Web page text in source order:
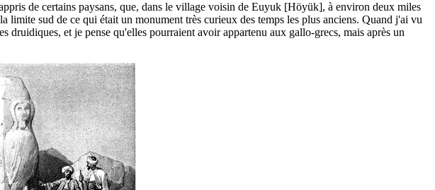
de certains paysans, que, dans le village voisin de Euyuk [Höyük], à environ deux miles
sud de ce qui était un monument très curieux des temps les plus anciens. Quand j'ai vu
druidiques, et je pense qu'elles pourraient avoir appartenu aux gallo-grecs, mais après un